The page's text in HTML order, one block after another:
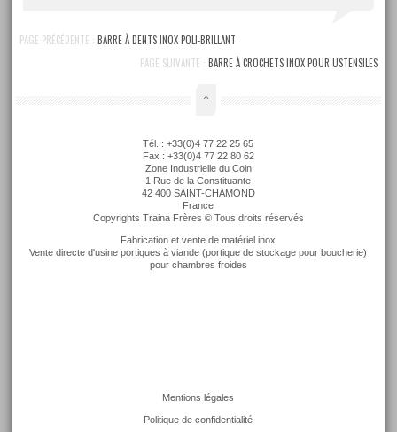
PAGE PRÉCÉDENTE :BARRE À DENTS INOX POLI-BRILLANT
PAGE SUIVANTE : BARRE À CROCHETS INOX POUR USTENSILES
↑
Tél. : +33(0)4 77 22 25 65
Fax : +33(0)4 77 22 80 62
Zone Industrielle du Coin
1 Rue de la Constituante
42 400 SAINT-CHAMOND
France
Copyrights Traina Frères © Tous droits réservés
Fabrication et vente de matériel inox
Vente directe d'usine portiques à viande (portique de stockage pour boucherie)
pour chambres froides
Mentions légales
Politique de confidentialité